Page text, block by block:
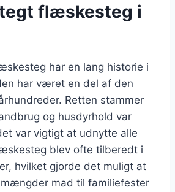
flæskesteg i
har en lang historie i
har været en del af den
Retten stammer
og husdyrhold var
var vigtigt at udnytte alle
blev ofte tilberedt i
hvilket gjorde det muligt at
mad til familiefester